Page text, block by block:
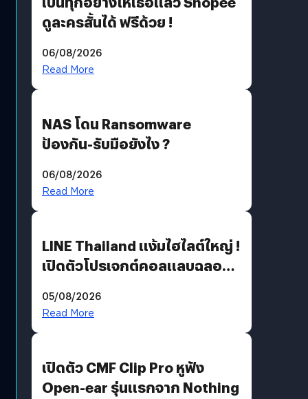
ดูละครสั้นได้ ฟรีด้วย !
06/08/2026
Read More
NAS โดน Ransomware
ป้องกัน-รับมือยังไง ?
06/08/2026
Read More
LINE Thailand แง้มไฮไลต์ใหญ่ !
เปิดตัวโปรเจกต์คอลแลบฉลอง
Moon x LINE FRIENDS
05/08/2026
Read More
เปิดตัว CMF Clip Pro หูฟัง
Open-ear รุ่นแรกจาก Nothing